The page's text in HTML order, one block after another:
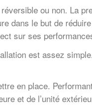
ou non. La
dans le but de
sur ses
est assez
en place.
et de l’unité